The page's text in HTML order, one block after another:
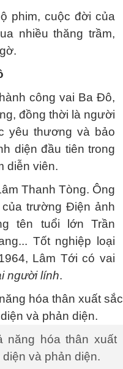
phim, cuộc đời của
nhiều thăng trầm,
công vai Ba Đô,
đồng thời là người
yêu thương và bảo
diện đầu tiên trong
diễn viên.
Thanh Tòng. Ông
trường Điện ảnh
tên tuổi lớn Trần
Tốt nghiệp loại
Lâm Tới có vai
người lính.
năng hóa thân xuất
và phản diện.